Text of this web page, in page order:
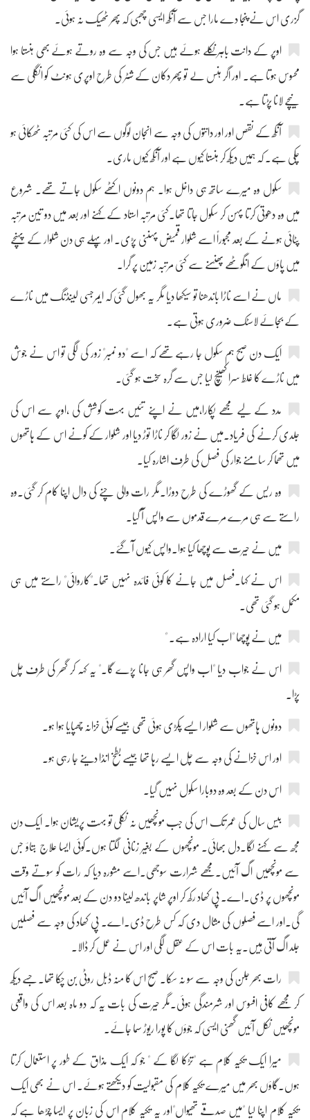
گزری اس نے پنجا دے مارا جس سے آنکھ ایسی چھبی کہ پھر ٹھیک نہ ہوئی۔
اوپر کے دانت باہر نکلے ہوئے ہیں جس کی وجہ سے وہ روتے ہوئے بھی ہنستا ہوا
محسوس ہوتا ہے۔ اور اگر ہنس لے تو پھر دکان کے شٹر کی طرح اوپری ہونٹ کو انگلی سے
نیچے لانا پڑتا ہے۔
آنکھ کے نقص اور اور دانتوں کی وجہ سے انجان لوگوں سے اس کی کئی مرتبہ ٹھکائی ہو
چکی ہے۔ کہ ہمیں دیکھ کر ہنستا کیوں ہے اور آنکھ کیوں ماری۔
سکول وہ میرے ساتھ ہی داخل ہوا۔ ہم دونوں اکٹھے سکول جاتے تھے۔ شروع
میں وہ دھوتی کرتا پہن کر سکول جاتا تھا۔کئی مرتبہ استاد کے کہنے اور بعد میں دو تین مرتبہ
پٹائی ہونے کے بعد مجبوراً اسے شلوار قمیض پہننی پڑی۔ اور پہلے ہی دن شلوار کے پہنچے
میں پاؤں کے انگوٹھے پھنسنے سے کئی مرتبہ زمین پر گرا۔
ماں نے اسے ناڑا باندھنا تو سیکھا دیا مگر یہ بھول گئی کہ ایمرجسی لینڈنگ میں ناڑے
کے بجائے لاسٹک ضروری ہوتی ہے۔
ایک دن صبح ہم سکول جا رہے تھے کہ اسے "دو نمبر" زور کی لگی تو اس نے جوش
میں ناڑے کا غلط سرا کھینچ لیا جس سے گرہ سخت ہو گئی۔
مدد کے لیے مجھے پکارا،میں نے اپنے تئیں بہت کوشش کی ،اوپر سے اس کی
جلدی کرنے کی فریاد۔میں نے زور لگا کر ناڑا توڑ دیا اور شلوار کے کونے اس کے ہاتھوں
میں تھما کر سامنے جوار کی فصل کی طرف اشارہ کیا۔
وہ ریس کے گھوڑے کی طرح دوڑا۔مگر رات والی چنے کی دال اپنا کام کر گئی۔وہ
راستے سے ہی مرے مرے قدموں سے واپس آ گیا۔
میں نے حیرت سے پوچھا کیا ہوا۔واپس کیوں آ گئے۔
اس نے کہا۔فصل میں جانے کا کوئی فائدہ نہیں تھا۔"کاروائی" راستے میں ہی
مکمل ہو گئی تھی۔
میں نے پوچھا "اب کیا ارادہ ہے۔ "
اس نے جواب دیا "اب واپس گھر ہی جانا پڑے گا۔" یہ کہہ کر گھر کی طرف چل
پڑا۔
دونوں ہاتھوں سے شلوار ایسے پکڑی ہوئی تھی جیسے کوئی خزانہ چھپایا ہوا ہو۔
اور اس خزانے کی وجہ سے چل ایسے رہا تھا جیسے بطخ انڈا دینے جا رہی ہو۔
اس دن کے بعد وہ دوبارا سکول نہیں گیا۔
بیس سال کی عمر تک اس کی جب مونچھیں نہ نکلی تو بہت پریشان ہوا۔ ایک دن
مجھ سے کہنے لگا۔دل بھائی۔ مونچھوں کے بغیر زنانی لگتا ہوں۔کوئی ایسا علاج بتاؤ جس
سے مونچھیں اگ آئیں۔مجھے شرارت سوجھی۔اسے مشورہ دیا کہ رات کو سوتے وقت
مونچھوں پر ڈی۔اے۔ پی کھاد رکھ کر اوپر شاپر باندھ لینا دو دن کے بعد مونچھیں اگ آئیں
گی۔اور اسے فصلوں کی مثال دی کہ کس طرح ڈی۔اے۔ پی کھاد کی وجہ سے فصلیں
جلد اگ آتی ہیں۔یہ بات اس کے عقل لگی اور اس نے عمل کر ڈالا۔
رات بھر جلن کی وجہ سے سو نہ سکا۔ صبح اس کا منہ ڈبل روٹی بن چکا تھا۔جسے دیکھ
کر مجھے کافی افسوس اور شرمندگی ہوئی۔مگر حیرت کی بات یہ کہ دو ماہ بعد اس کی واقعی
مونچھیں نکل آئیں گھنی ایسی کہ جوؤں کا پورا ریوڑ سما جائے۔
میرا ایک تکیہ کلام ہے "تڑکا لگا کے " جو کہ ایک مذاق کے طور پر استعمال کرتا
ہوں۔گاؤں بھر میں میرے تکیہ کلام کی مقبولیت کو دیکھتے ہوئے۔ اس نے بھی ایک
تکیہ کلام اپنا لیا "میں صدقے تھیواں"اور یہ تکیہ کلام اس کی زبان پر ایسا چڑھا ہے کہ